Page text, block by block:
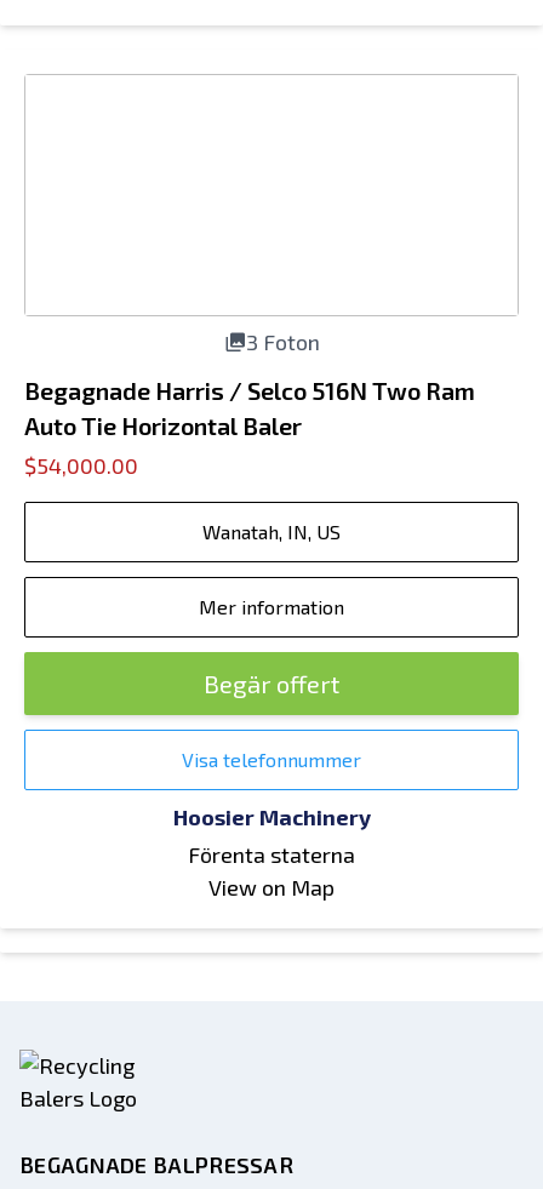
3 Foton
Begagnade Harris / Selco 516N Two Ram
Auto Tie Horizontal Baler
$54,000.00
Wanatah, IN, US
Mer information
Begär offert
Visa telefonnummer
Hoosier Machinery
Förenta staterna
View on Map
BEGAGNADE BALPRESSAR